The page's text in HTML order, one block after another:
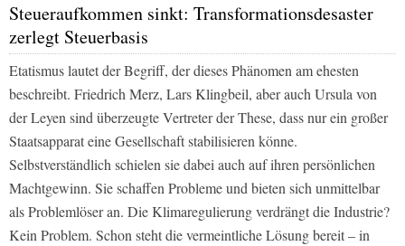
Steueraufkommen sinkt: Transformationsdesaster
zerlegt Steuerbasis
Etatismus lautet der Begriff, der dieses Phänomen am ehesten
beschreibt. Friedrich Merz, Lars Klingbeil, aber auch Ursula von
der Leyen sind überzeugte Vertreter der These, dass nur ein großer
Staatsapparat eine Gesellschaft stabilisieren könne.
Selbstverständlich schielen sie dabei auch auf ihren persönlichen
Machtgewinn. Sie schaffen Probleme und bieten sich unmittelbar
als Problemlöser an. Die Klimaregulierung verdrängt die Industrie?
Kein Problem. Schon steht die vermeintliche Lösung bereit – in